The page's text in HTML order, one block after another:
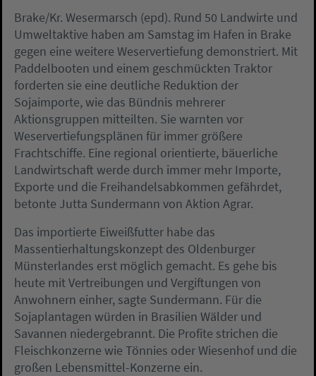
Brake/Kr. Wesermarsch (epd). Rund 50 Landwirte und
Umweltaktive haben am Samstag im Hafen in Brake
gegen eine weitere Weservertiefung demonstriert. Mit
Paddelbooten und einem geschmückten Traktor
forderten sie eine deutliche Reduktion der
Sojaimporte, wie das Bündnis mehrerer
Aktionsgruppen mitteilten. Sie warnten vor
Weservertiefungsplänen für immer größere
Frachtschiffe. Eine regional orientierte, bäuerliche
Landwirtschaft werde durch immer mehr Importe,
Exporte und die Freihandelsabkommen gefährdet,
betonte Jutta Sundermann von Aktion Agrar.
Das importierte Eiweißfutter habe das
Massentierhaltungskonzept des Oldenburger
Münsterlandes erst möglich gemacht. Es gehe bis
heute mit Vertreibungen und Vergiftungen von
Anwohnern einher, sagte Sundermann. Für die
Sojaplantagen würden in Brasilien Wälder und
Savannen niedergebrannt. Die Profite strichen die
Fleischkonzerne wie Tönnies oder Wiesenhof und die
großen Lebensmittel-Konzerne ein.